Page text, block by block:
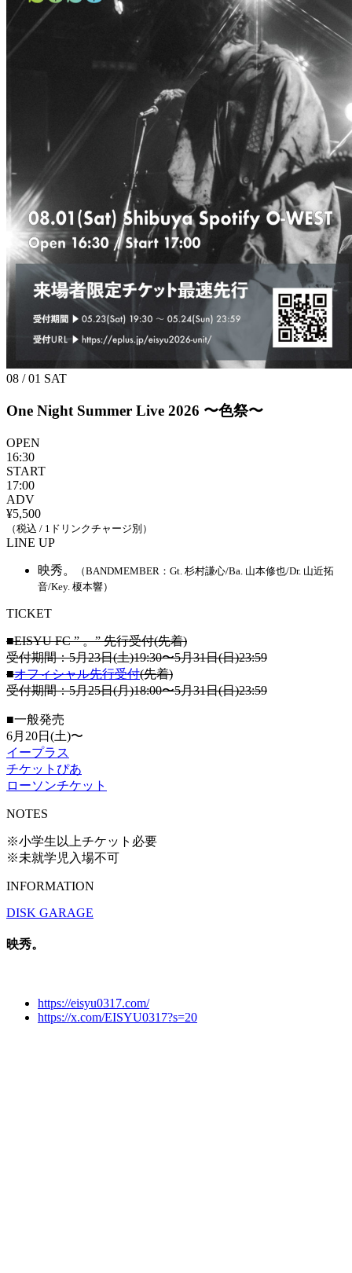
08 / 01 SAT
One Night Summer Live 2026 〜色祭〜
OPEN
16:30
START
17:00
ADV
¥5,500
（税込 / 1ドリンクチャージ別）
LINE UP
映秀。
（BANDMEMBER：Gt. 杉村謙心/Ba. 山本修也/Dr. 山近拓
音/Key. 榎本響）
TICKET
■EISYU FC ” 。” 先行受付(先着)
受付期間：5月23日(土)19:30〜5月31日(日)23:59
■オフィシャル先行受付(先着)
受付期間：5月25日(月)18:00〜5月31日(日)23:59
■一般発売
6月20日(土)〜
イープラス
チケットぴあ
ローソンチケット
NOTES
※小学生以上チケット必要
※未就学児入場不可
INFORMATION
DISK GARAGE
映秀。
https://eisyu0317.com/
https://x.com/EISYU0317?s=20